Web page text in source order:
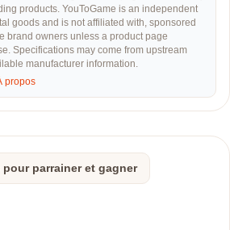
products. YouToGame is an independent
goods and is not affiliated with, sponsored
brand owners unless a product page
Specifications may come from upstream
manufacturer information.
propos
parrainer et gagner